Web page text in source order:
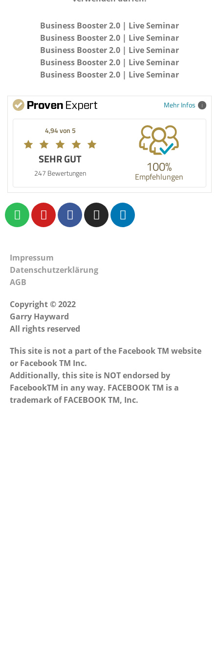
Business Booster 2.0 | Live Seminar
Business Booster 2.0 | Live Seminar
Business Booster 2.0 | Live Seminar
Business Booster 2.0 | Live Seminar
Business Booster 2.0 | Live Seminar
Mehr Infos
4,94 von 5
SEHR GUT
247 Bewertungen 100%
Empfehlungen
Impressum
Datenschutzerklärung
AGB
Copyright © 2022
Garry Hayward
All rights reserved
This site is not a part of the Facebook TM website
or Facebook TM Inc.
Additionally, this site is NOT endorsed by
FacebookTM in any way. FACEBOOK TM is a
trademark of FACEBOOK TM, Inc.